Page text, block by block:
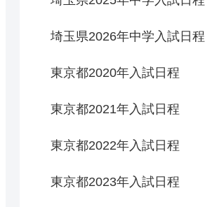
埼玉県2026年中学入試日程
東京都2020年入試日程
東京都2021年入試日程
東京都2022年入試日程
東京都2023年入試日程